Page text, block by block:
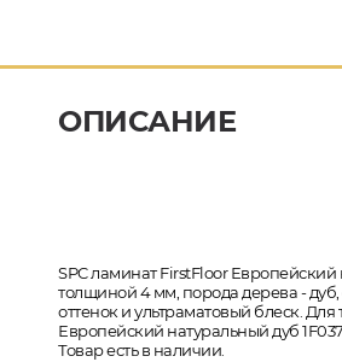
ОПИСАНИЕ
SPC ламинат FirstFloor Европейский
толщиной 4 мм, порода дерева - дуб,
оттенок и ультраматовый блеск.
Европейский натуральный дуб
Товар есть в наличии.